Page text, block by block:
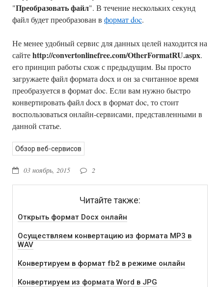
"Преобразовать файл". В течение нескольких секунд
файл будет преобразован в формат doc.
Не менее удобный сервис для данных целей находится на
сайтеhttp://convertonlinefree.com/OtherFormatRU.aspx.
его принцип работы схож с предыдущим. Вы просто
загружаете файл формата docx и он за считанное время
преобразуется в формат doc. Если вам нужно быстро
конвертировать файл docx в формат doc, то стоит
воспользоваться онлайн-сервисами, представленными в
данной статье.
Обзор веб-сервисов
03 ноябрь, 2015 2
Читайте также:
Открыть формат Docx онлайн
Осуществляем конвертацию из формата MP3 в
WAV
Конвертируем в формат fb2 в режиме онлайн
Конвертируем из формата Word в JPG